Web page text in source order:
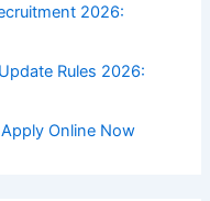
2026:
Rules 2026:
Online Now